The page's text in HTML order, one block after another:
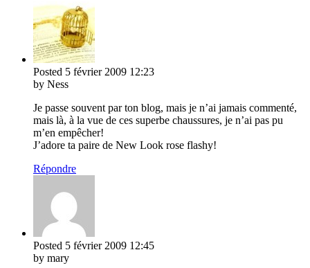
Posted 5 février 2009 12:23
by Ness
Je passe souvent par ton blog, mais je n’ai jamais commenté,
mais là, à la vue de ces superbe chaussures, je n’ai pas pu
m’en empêcher!
J’adore ta paire de New Look rose flashy!
Répondre
Posted 5 février 2009 12:45
by mary